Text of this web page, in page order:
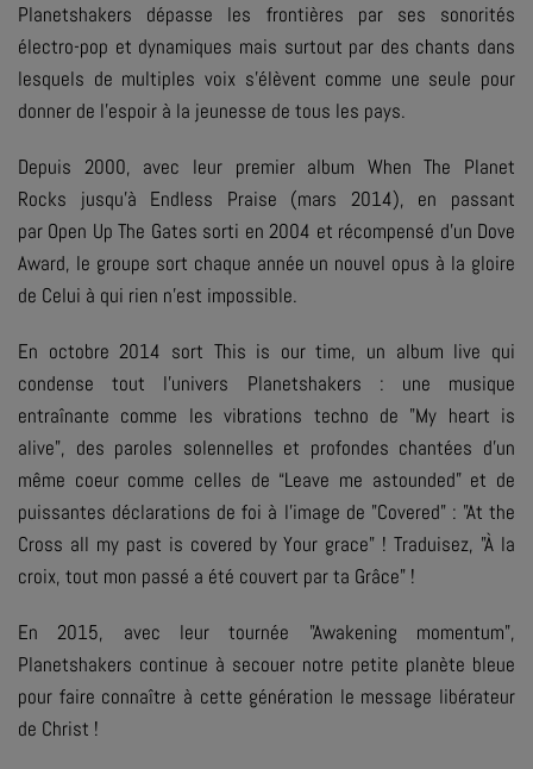
Planetshakers dépasse les frontières par ses sonorités
électro-pop et dynamiques mais surtout par des chants dans
lesquels de multiples voix s’élèvent comme une seule pour
donner de l’espoir à la jeunesse de tous les pays.
Depuis 2000, avec leur premier album When The Planet
Rocks jusqu’à Endless Praise (mars 2014), en passant
par Open Up The Gates sorti en 2004 et récompensé d’un Dove
Award, le groupe sort chaque année un nouvel opus à la gloire
de Celui à qui rien n’est impossible.
En octobre 2014 sort This is our time, un album live qui
condense tout l’univers Planetshakers : une musique
entraînante comme les vibrations techno de "My heart is
alive", des paroles solennelles et profondes chantées d’un
même coeur comme celles de “Leave me astounded” et de
puissantes déclarations de foi à l'image de "Covered" : "At the
Cross all my past is covered by Your grace" ! Traduisez, "À la
croix, tout mon passé a été couvert par ta Grâce" !
En 2015, avec leur tournée "Awakening momentum",
Planetshakers continue à secouer notre petite planète bleue
pour faire connaître à cette génération le message libérateur
de Christ !